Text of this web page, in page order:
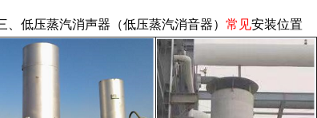
、低压蒸汽消声器（低压蒸汽消音器） 常见安装位置